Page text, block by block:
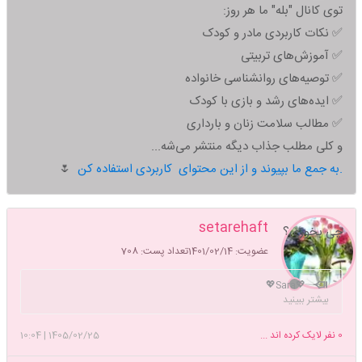
توی کانال "بله" ما هر روز:
✅ نکات کاربردی مادر و کودک
✅ آموزش‌های تربیتی
✅ توصیه‌های روانشناسی خانواده
✅ ایده‌های رشد و بازی با کودک
✅ مطالب سلامت زنان و بارداری
و کلی مطلب جذاب دیگه منتشر می‌شه...
به جمع ما بپیوند و از این محتوای کاربردی استفاده کن.
🌷
setarehaft
عضویت: 1401/02/14 تعداد پست: 708
چی بخوری؟
💖Sara💖
بیشتر ببینید
1405/02/25
|
10:04 0 نفر لایک کرده اند ...